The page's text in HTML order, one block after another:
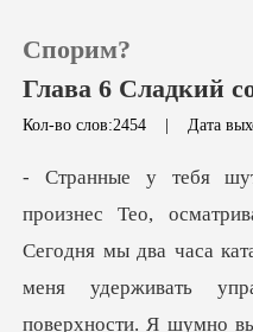
Спорим?
Глава 6 Сладкий
Кол-во слов:2454 | Дата
Сегодня мы два часа
меня удерживать